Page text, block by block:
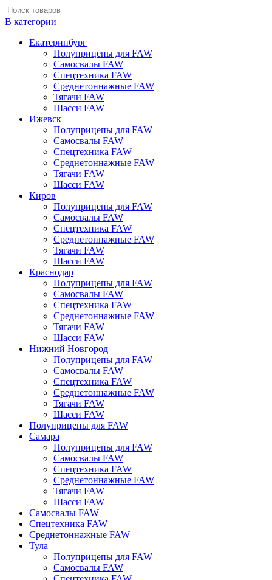
В категории
Екатеринбург
Полуприцепы для FAW
Самосвалы FAW
Спецтехника FAW
Среднетоннажные FAW
Тягачи FAW
Шасси FAW
Ижевск
Полуприцепы для FAW
Самосвалы FAW
Спецтехника FAW
Среднетоннажные FAW
Тягачи FAW
Шасси FAW
Киров
Полуприцепы для FAW
Самосвалы FAW
Спецтехника FAW
Среднетоннажные FAW
Тягачи FAW
Шасси FAW
Краснодар
Полуприцепы для FAW
Самосвалы FAW
Спецтехника FAW
Среднетоннажные FAW
Тягачи FAW
Шасси FAW
Нижний Новгород
Полуприцепы для FAW
Самосвалы FAW
Спецтехника FAW
Среднетоннажные FAW
Тягачи FAW
Шасси FAW
Полуприцепы для FAW
Самара
Полуприцепы для FAW
Самосвалы FAW
Спецтехника FAW
Среднетоннажные FAW
Тягачи FAW
Шасси FAW
Самосвалы FAW
Спецтехника FAW
Среднетоннажные FAW
Тула
Полуприцепы для FAW
Самосвалы FAW